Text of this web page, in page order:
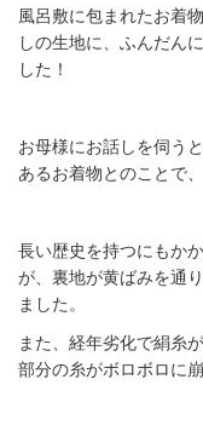
風呂敷に包まれたお着
しの生地に、ふんだん
した！
お母様にお話しを伺う
あるお着物とのことで
長い歴史を持つにもか
が、裏地が黄ばみを通
ました。
また、経年劣化で絹糸
部分の糸がボロボロに